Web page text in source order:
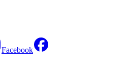
Facebook